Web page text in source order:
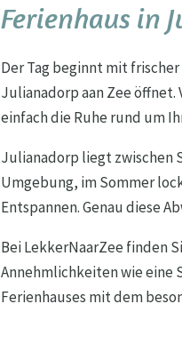
Ferienhaus in
Der Tag beginnt mit
Julianadorp aan Zee
einfach die Ruhe rund um
Julianadorp liegt zwischen
Umgebung, im Sommer
Entspannen. Genau diese
Bei LekkerNaarZee finden
Annehmlichkeiten wie eine
Ferienhauses mit dem